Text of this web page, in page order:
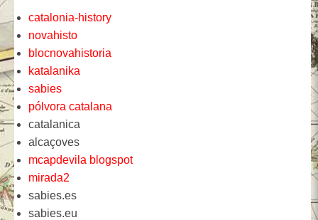
catalonia-history
novahisto
blocnovahistoria
katalanika
sabies
pólvora catalana
catalanica
alcaçoves
mcapdevila blogspot
mirada2
sabies.es
sabies.eu